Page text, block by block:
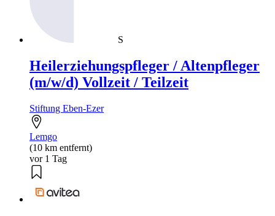
S
Heilerziehungspfleger / Altenpfleger
(m/w/d) Vollzeit / Teilzeit
Stiftung Eben-Ezer
Lemgo
(10 km entfernt)
vor 1 Tag